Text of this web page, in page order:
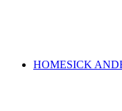
HOMESICK